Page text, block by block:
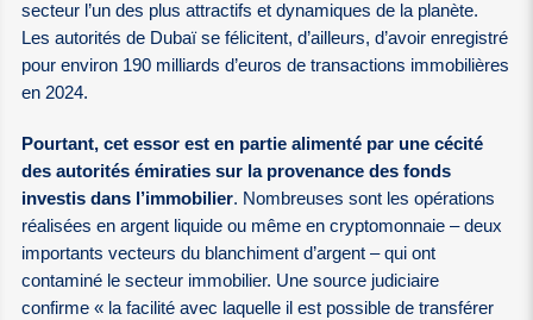
secteur l’un des plus attractifs et dynamiques de la planète.
Les autorités de Dubaï se félicitent, d’ailleurs, d’avoir enregistré
pour environ 190 milliards d’euros de transactions immobilières
en 2024.
Pourtant, cet essor est en partie alimenté par une cécité
des autorités émiraties sur la provenance des fonds
investis dans l’immobilier. Nombreuses sont les opérations
réalisées en argent liquide ou même en cryptomonnaie – deux
importants vecteurs du blanchiment d’argent – qui ont
contaminé le secteur immobilier. Une source judiciaire
confirme « la facilité avec laquelle il est possible de transférer